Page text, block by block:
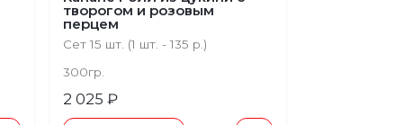
творогом и розовым
перцем
Сет 15 шт. (1 шт. - 135 р.)
300гр.
2 025 ₽